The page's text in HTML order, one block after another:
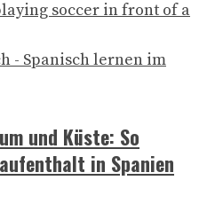
- Spanisch lernen im
und Küste: So
in Spanien